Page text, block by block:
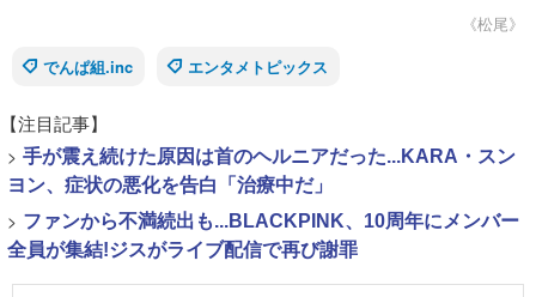
《松尾》
でんぱ組.inc
エンタメトピックス
【注目記事】
> 手が震え続けた原因は首のヘルニアだった...KARA・スン
ヨン、症状の悪化を告白「治療中だ」
> ファンから不満続出も...BLACKPINK、10周年にメンバー
全員が集結!ジスがライブ配信で再び謝罪